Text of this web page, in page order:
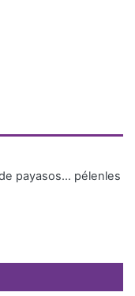
payasos… pélenles